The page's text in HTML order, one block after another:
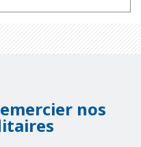
nos